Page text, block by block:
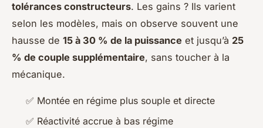
tolérances constructeurs. Les gains ? Ils varient
selon les modèles, mais on observe souvent une
hausse de 15 à 30 % de la puissance et jusqu’à 25
% de couple supplémentaire, sans toucher à la
mécanique.
✅ Montée en régime plus souple et directe
✅ Réactivité accrue à bas régime